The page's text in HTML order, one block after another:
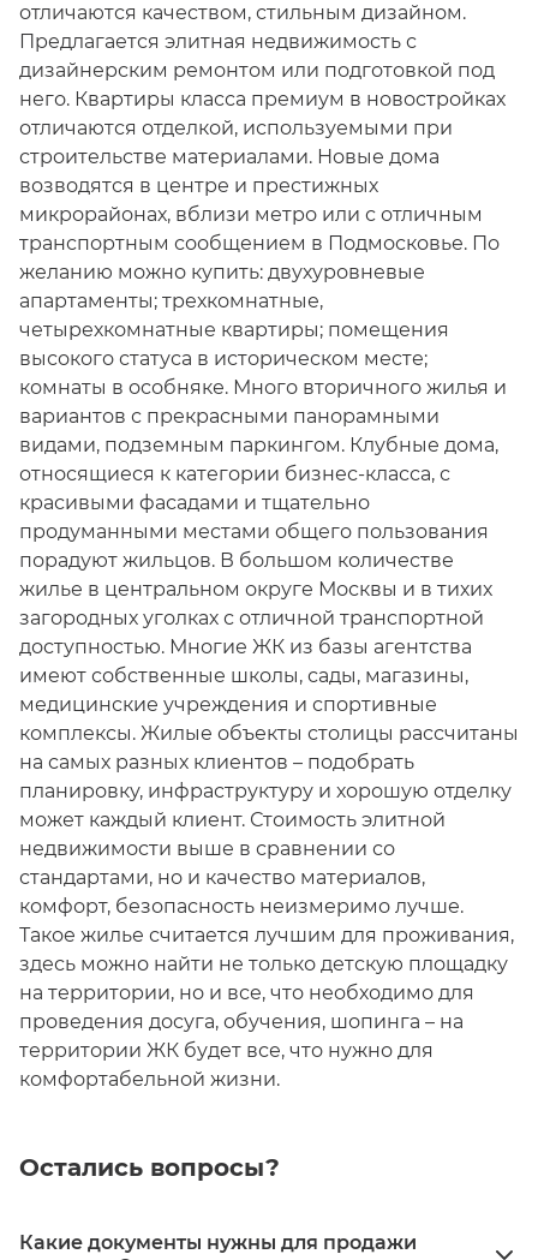
отличаются качеством, стильным дизайном.
Предлагается элитная недвижимость с
дизайнерским ремонтом или подготовкой под
него. Квартиры класса премиум в новостройках
отличаются отделкой, используемыми при
строительстве материалами. Новые дома
возводятся в центре и престижных
микрорайонах, вблизи метро или с отличным
транспортным сообщением в Подмосковье. По
желанию можно купить: двухуровневые
апартаменты; трехкомнатные,
четырехкомнатные квартиры; помещения
высокого статуса в историческом месте;
комнаты в особняке. Много вторичного жилья и
вариантов с прекрасными панорамными
видами, подземным паркингом. Клубные дома,
относящиеся к категории бизнес-класса, с
красивыми фасадами и тщательно
продуманными местами общего пользования
порадуют жильцов. В большом количестве
жилье в центральном округе Москвы и в тихих
загородных уголках с отличной транспортной
доступностью. Многие ЖК из базы агентства
имеют собственные школы, сады, магазины,
медицинские учреждения и спортивные
комплексы. Жилые объекты столицы рассчитаны
на самых разных клиентов – подобрать
планировку, инфраструктуру и хорошую отделку
может каждый клиент. Стоимость элитной
недвижимости выше в сравнении со
стандартами, но и качество материалов,
комфорт, безопасность неизмеримо лучше.
Такое жилье считается лучшим для проживания,
здесь можно найти не только детскую площадку
на территории, но и все, что необходимо для
проведения досуга, обучения, шопинга – на
территории ЖК будет все, что нужно для
комфортабельной жизни.
Остались вопросы?
Какие документы нужны для продажи